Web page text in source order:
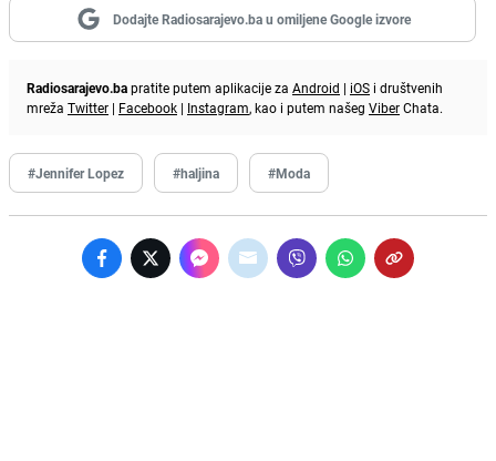
Dodajte Radiosarajevo.ba u omiljene Google izvore
Radiosarajevo.bapratite putem aplikacije za Android | iOS i društvenih
mreža Twitter | Facebook | Instagram, kao i putem našeg ViberChata.
#Jennifer Lopez #haljina #Moda